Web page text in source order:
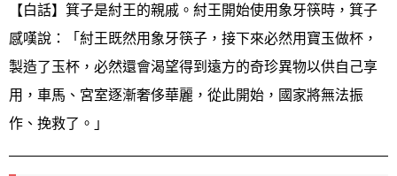
【白話】箕子是紂王的親戚。紂王開始使用象牙筷時，箕子
感嘆說：「紂王既然用象牙筷子，接下來必然用寶玉做杯，
製造了玉杯，必然還會渴望得到遠方的奇珍異物以供自己享
用，車馬、宮室逐漸奢侈華麗，從此開始，國家將無法振
作、挽救了。」